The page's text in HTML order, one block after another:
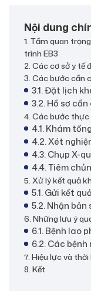
Nội dung
1. Tầm quan
trình EB3
2. Các cơ sở y tế
3. Các bước cần
3.1. Đặt lịch
3.2. Hồ sơ
4. Các bước
4.1. Khám
4.2. Xét
4.3. Chụp X-
4.4. Tiêm
5. Xử lý kết quả
5.1. Gửi kết
5.2. Nhận
6. Những lưu ý
6.1. Bệnh lao
6.2. Các
7. Hiệu lực và
8. Kết